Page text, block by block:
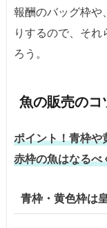
報酬のバッグ枠や
りするので、そ
ろう。
魚の販売のコ
ポイント！青枠
赤枠の魚はなるべ
青枠・黄色枠は